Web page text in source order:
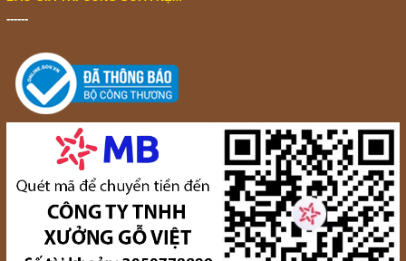
Đội ngũ tư vấn viên của chúng tôi không chỉ am hiểu sâu sắc về
nội thất mà còn luôn sẵn sàng lắng nghe và thấu hiểu nhu cầu
------